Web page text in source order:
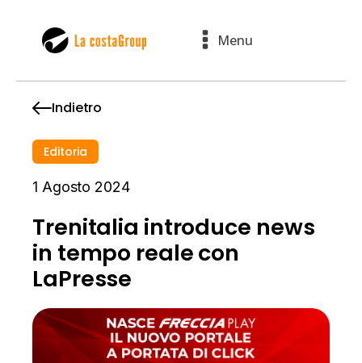
Menu
Indietro
Editoria
1 Agosto 2024
Trenitalia introduce news
in tempo reale con
LaPresse